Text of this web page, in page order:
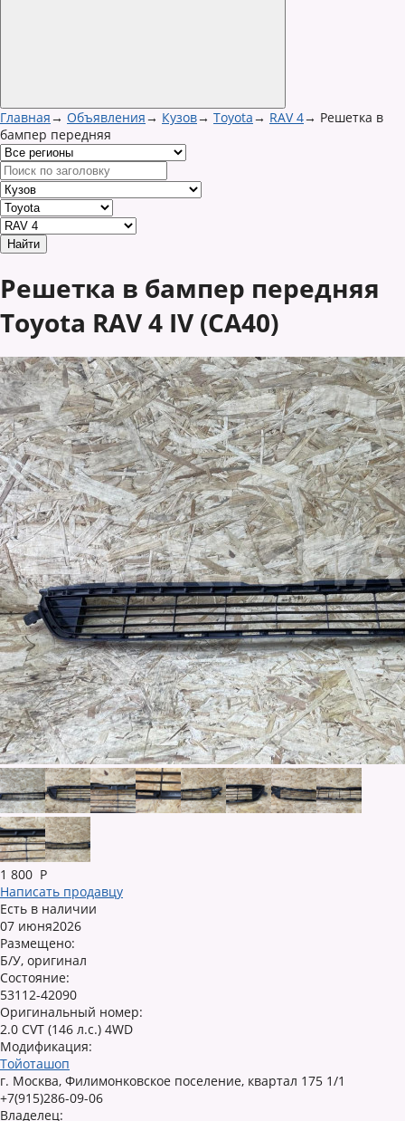
Главная→ Объявления→ Кузов→ Toyota→ RAV 4→ Решетка в
бампер передняя
Решетка в бампер передняя
Toyota RAV 4 IV (CA40)
1 800 Р
Написать продавцу
Есть в наличии
07 июня2026
Размещено:
Б/У, оригинал
Состояние:
53112-42090
Оригинальный номер:
2.0 CVT (146 л.с.) 4WD
Модификация:
Тойоташоп
г. Москва, Филимонковское поселение, квартал 175 1/1
+7(915)286-09-06
Владелец: